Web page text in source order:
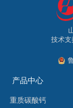
技术支
产品中心
重质碳酸钙